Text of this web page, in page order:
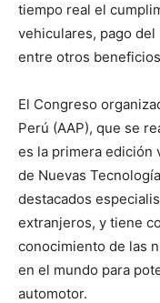
tiempo real el
vehiculares, pago del
entre otros
El Congreso
Perú (AAP), que se
es la primera edición
de Nuevas
destacados
extranjeros, y tiene
conocimiento de las
en el mundo para
automotor.